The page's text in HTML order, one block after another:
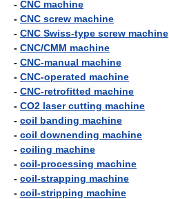
- CNC machine
- CNC screw machine
- CNC Swiss-type screw machine
- CNC/CMM machine
- CNC-manual machine
- CNC-operated machine
- CNC-retrofitted machine
- CO2 laser cutting machine
- coil banding machine
- coil downending machine
- coiling machine
- coil-processing machine
- coil-strapping machine
- coil-stripping machine